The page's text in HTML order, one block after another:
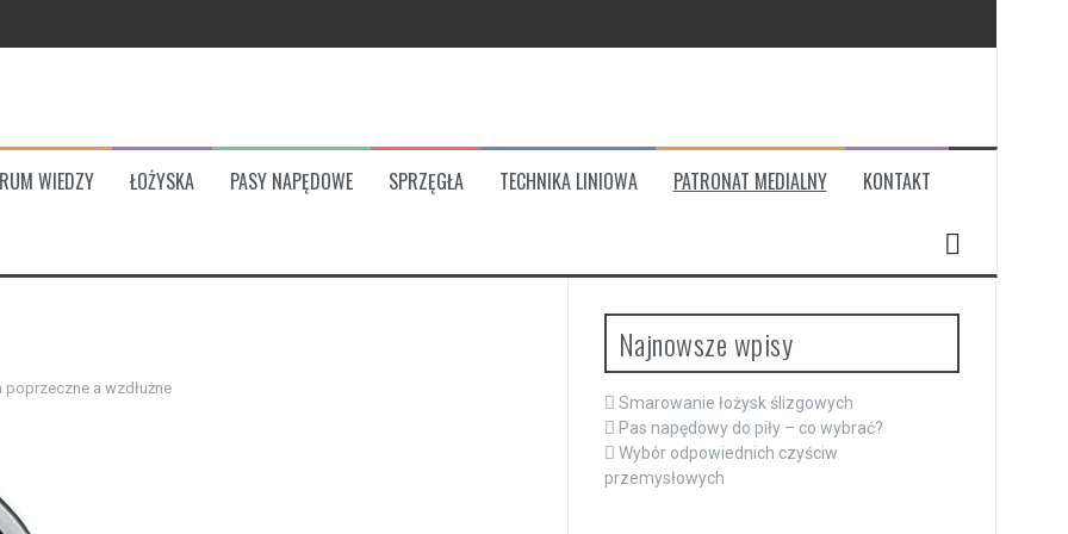
proponuje marka?
WIEDZY ŁOŻYSKA PASY NAPĘDOWE SPRZĘGŁA TECHNIKA LINIOWA PATRONAT MEDIALNY KONTAKT
poprzeczne a wzdłużne
Najnowsze wpisy
Smarowanie łożysk ślizgowych
Pas napędowy do piły – co wybrać?
Wybór odpowiednich czyściw
przemysłowych